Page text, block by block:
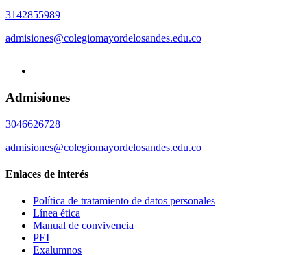
3142855989
admisiones@colegiomayordelosandes.edu.co
Admisiones
3046626728
admisiones@colegiomayordelosandes.edu.co
Enlaces de interés
Política de tratamiento de datos personales
Línea ética
Manual de convivencia
PEI
Exalumnos